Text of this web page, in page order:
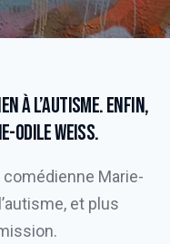
à l’autisme. Enfin,
Odile WEISS.
comédienne Marie-
et plus